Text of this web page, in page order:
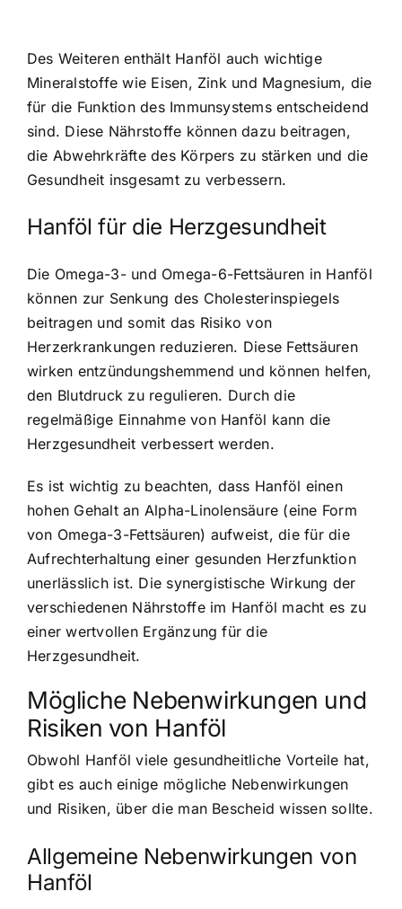
Des Weiteren enthält Hanföl auch wichtige
Mineralstoffe wie Eisen, Zink und Magnesium, die
für die Funktion des Immunsystems entscheidend
sind. Diese Nährstoffe können dazu beitragen,
die Abwehrkräfte des Körpers zu stärken und die
Gesundheit insgesamt zu verbessern.
Hanföl für die Herzgesundheit
Die Omega-3- und Omega-6-Fettsäuren in Hanföl
können zur Senkung des Cholesterinspiegels
beitragen und somit das Risiko von
Herzerkrankungen reduzieren. Diese Fettsäuren
wirken entzündungshemmend und können helfen,
den Blutdruck zu regulieren. Durch die
regelmäßige Einnahme von Hanföl kann die
Herzgesundheit verbessert werden.
Es ist wichtig zu beachten, dass Hanföl einen
hohen Gehalt an Alpha-Linolensäure (eine Form
von Omega-3-Fettsäuren) aufweist, die für die
Aufrechterhaltung einer gesunden Herzfunktion
unerlässlich ist. Die synergistische Wirkung der
verschiedenen Nährstoffe im Hanföl macht es zu
einer wertvollen Ergänzung für die
Herzgesundheit.
Mögliche Nebenwirkungen und
Risiken von Hanföl
Obwohl Hanföl viele gesundheitliche Vorteile hat,
gibt es auch einige mögliche Nebenwirkungen
und Risiken, über die man Bescheid wissen sollte.
Allgemeine Nebenwirkungen von
Hanföl